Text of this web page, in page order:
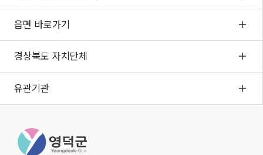
읍면 바로가기
경상북도 자치단체
유관기관
영덕군청